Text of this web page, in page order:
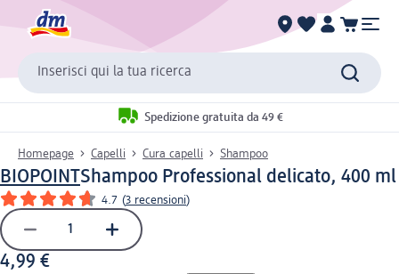
Inserisci qui la tua ricerca
Spedizione gratuita da 49 €
Homepage Capelli Cura capelli Shampoo
BIOPOINTShampoo Professional delicato, 400 ml
4.7 (3 recensioni)
4,99 €